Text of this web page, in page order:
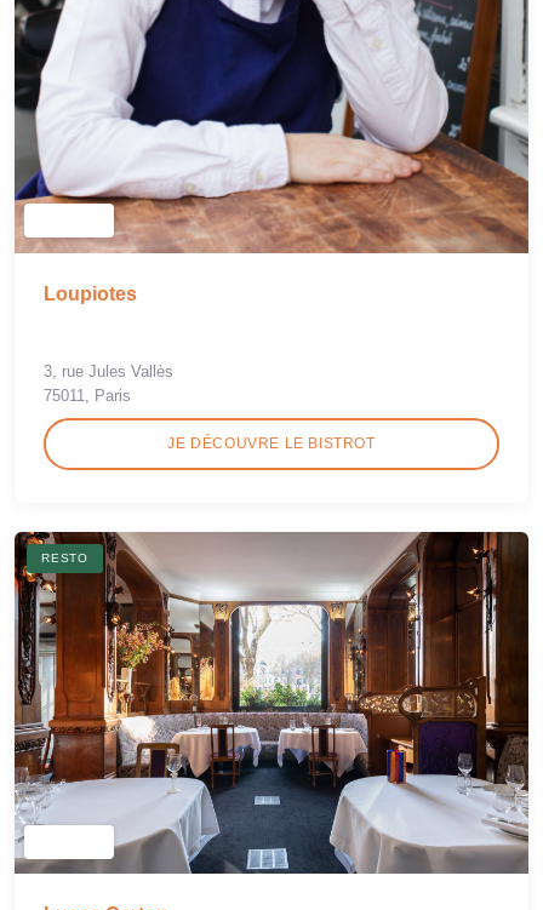
Loupiotes
3, rue Jules Vallès
75011, Paris
JE DÉCOUVRE LE BISTROT
RESTO